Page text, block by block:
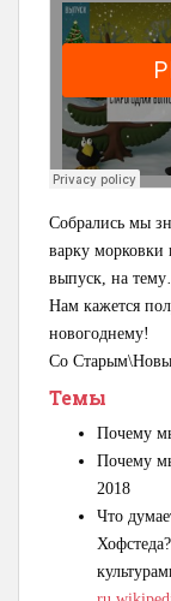
Собрались мы
варку морковки
выпуск, на
Нам кажется
новогоднему!
Со
Темы
Почему
Почему
2018
Что